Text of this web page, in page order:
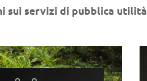
sui servizi di pubblica utilità